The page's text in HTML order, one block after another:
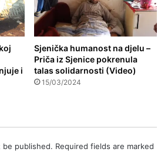
i
Sjenička humanost na djelu –
Priča iz Sjenice pokrenula
talas solidarnosti (Video)
15/03/2024
be published. Required fields are marked